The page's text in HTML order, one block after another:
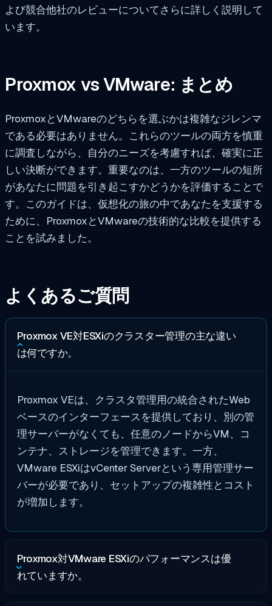
よび競合他社のレビューについてさらに詳しく説明して
います。
Proxmox vs VMware: まとめ
ProxmoxとVMwareのどちらを選ぶかは複雑なジレンマ
である必要はありません。これらのツールの両方を慎重
に調査しながら、自分のニーズを考慮すれば、確実に正
しい決断ができます。重要なのは、一方のツールの短所
があなたに問題を引き起こすかどうかを評価することで
す。このガイドは、仮想化の旅の中であなたを支援する
ために、ProxmoxとVMwareの技術的な比較を提供する
ことを試みました。
よくあるご質問
Proxmox VE対ESXiのクラスター管理の主な違い
は何ですか。
Proxmox VEは、クラスタ管理用の統合されたWeb
ベースのインターフェースを提供しており、別の管
理サーバーがなくても、任意のノードからVM、コ
ンテナ、ストレージを管理できます。一方、
VMware ESXiはvCenter Serverという専用管理サー
バーが必要であり、セットアップの複雑性とコスト
が増加します。
Proxmox対VMware ESXiのパフォーマンスは優
れていますか。